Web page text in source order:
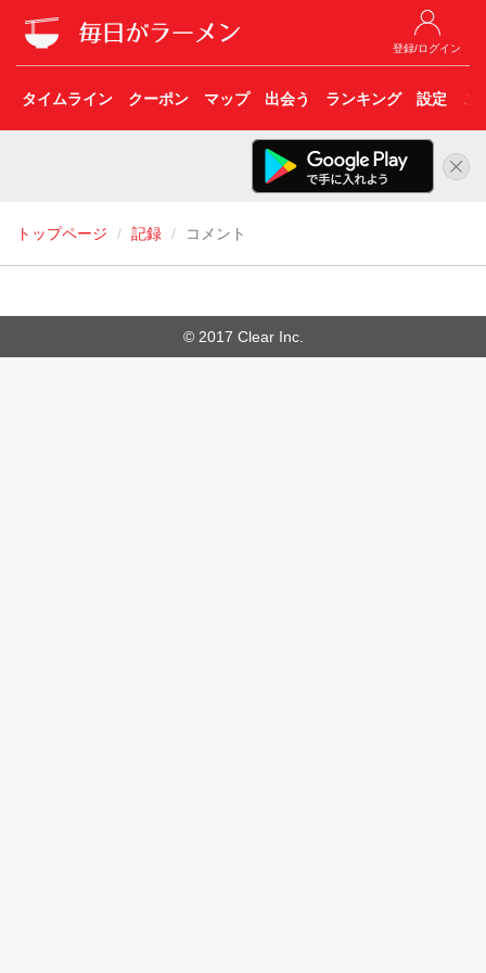
登録/ログイン
タイムライン クーポン マップ 出会う ランキング 設定 こ
トップページ 記録 コメント
© 2017 Clear Inc.